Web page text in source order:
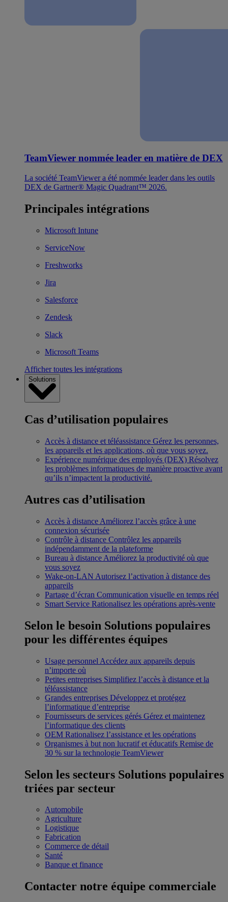
TeamViewer nommée leader en matière de DEX
La société TeamViewer a été nommée leader dans les outils
DEX de Gartner® Magic Quadrant™ 2026.
Principales intégrations
Microsoft Intune
ServiceNow
Freshworks
Jira
Salesforce
Zendesk
Slack
Microsoft Teams
Afficher toutes les intégrations
Solutions
Cas d’utilisation populaires
Accès à distance et téléassistance Gérez les personnes,
les appareils et les applications, où que vous soyez.
Expérience numérique des employés (DEX) Résolvez
les problèmes informatiques de manière proactive avant
qu’ils n’impactent la productivité.
Autres cas d’utilisation
Accès à distance Améliorez l’accès grâce à une
connexion sécurisée
Contrôle à distance Contrôlez les appareils
indépendamment de la plateforme
Bureau à distance Améliorez la productivité où que
vous soyez
Wake-on-LAN Autorisez l’activation à distance des
appareils
Partage d’écran Communication visuelle en temps réel
Smart Service Rationalisez les opérations après-vente
Selon le besoin Solutions populaires
pour les différentes équipes
Usage personnel Accédez aux appareils depuis
n’importe où
Petites entreprises Simplifiez l’accès à distance et la
téléassistance
Grandes entreprises Développez et protégez
l’informatique d’entreprise
Fournisseurs de services gérés Gérez et maintenez
l’informatique des clients
OEM Rationalisez l’assistance et les opérations
Organismes à but non lucratif et éducatifs Remise de
30 % sur la technologie TeamViewer
Selon les secteurs Solutions populaires
triées par secteur
Automobile
Agriculture
Logistique
Fabrication
Commerce de détail
Santé
Banque et finance
Contacter notre équipe commerciale